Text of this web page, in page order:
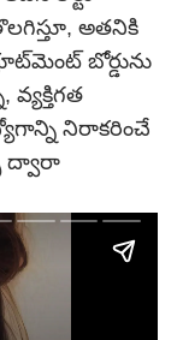
అతనికి
బోర్డును
వ్యక్తిగత
నిరాకరించే
ద్వారా